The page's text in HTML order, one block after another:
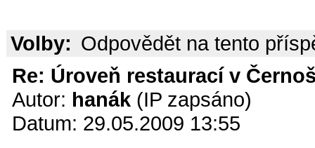
Volby: Odpovědět na tento
Re: Úroveň restaurací v
Autor: hanák (IP zapsáno)
Datum: 29.05.2009 13:55